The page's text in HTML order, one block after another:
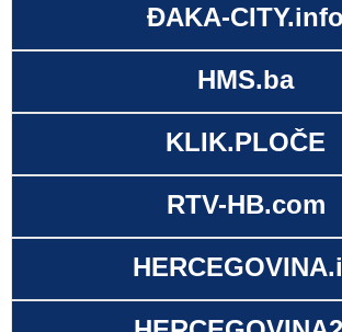
ĐAKA-CITY.info
HMS.ba
KLIK.PLOČE
RTV-HB.com